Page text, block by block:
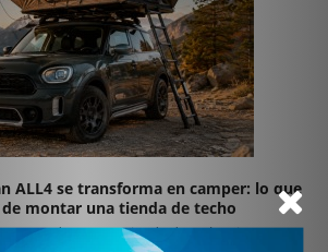
ALL4 se transforma en camper: lo que
montar una tienda de techo
puede montar tienda de techo si respetas